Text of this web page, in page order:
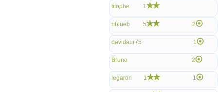
titophe 1
nblueb 5 2
davidaur75 1
Bruno 2
legaron 1 1